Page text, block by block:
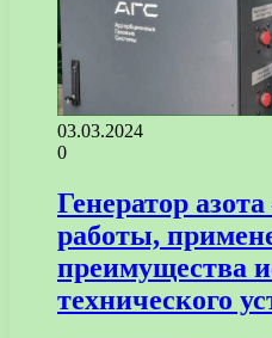
03.03.2024
0
Генератор
работы,
преимущества
технического